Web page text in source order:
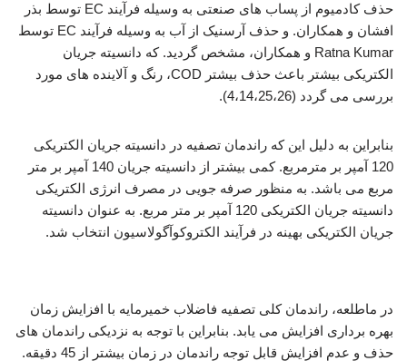
حذف کادمیوم از پساب های صنعتی به وسیله فرآیند EC توسط بذر
افشان و همکاران. و حذف آرسنیک از آب به وسیله فرآیند EC توسط
Ratna Kumar و همکاران، مشخص گردید. که دانسیته جریان
الکتریکی بیشتر باعث حذف بیشتر COD، رنگ و آلاینده های مورد
بررسی می گردد (4،14،25،26).
بنابراین به دلیل این که راندمان تصفیه در دانسیته جریان الکتریکی
120 آمپر بر مترمربع. کمی بیشتر از دانسیته جریان 140 آمپر بر متر
مربع می باشد. به منظور صرفه جویی در مصرف انرژی الکتریکی
دانسیته جریان الکتریکی 120 آمپر بر متر مربع. به عنوان دانسیته
جریان الکتریکی بهینه در فرآیند الکتروکوآگولاسیون انتخاب شد.
در ماطلعه، راندمان کلی تصفیه فاضلاب خمیرمایه با افزایش زمان
بهره برداری افزایش می یابد. بنابراین با توجه به نزدیکی راندمان های
حذف و عدم افزایش قابل توجه راندمان در زمان بیشتر از 45 دقیقه.